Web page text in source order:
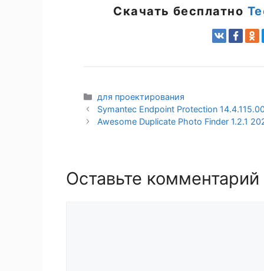
Скачать бесплатно
Рубрики
для проектирования
Symantec Endpoint Protection
Awesome Duplicate Photo Finder 1.2.1
Оставьте комментарий